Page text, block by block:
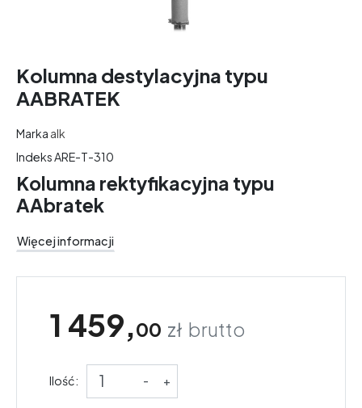
Kolumna destylacyjna typu
AABRATEK
Marka alk
IndeksARE-T-310
Kolumna rektyfikacyjna typu
AAbratek
Więcej informacji
1 459,00 zł brutto
Ilość: - +